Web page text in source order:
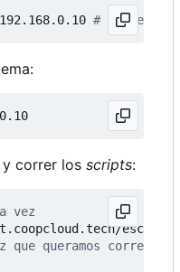
# IP de la
correr los scripts:
vez
que queramos correr